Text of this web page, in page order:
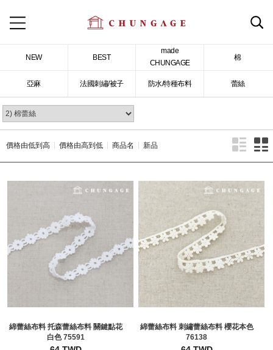
NEW BEST
made
CHUNGAGE
棉
亞麻 法國刺繡/被子 防水/特種布料 蕾絲
價格由低到高 價格由高到低 商品名 新品
綿蕾絲布料 托森蕾絲布料 關鍵點花
白色 75591
綿蕾絲布料 刺繡蕾絲布料 櫻花本色
76138